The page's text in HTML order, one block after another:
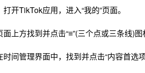
开TikTok应用，进入“我的”页面。
上方找到并点击“≡”(三个点或三条线)图
间管理界面中，找到并点击“内容首选项